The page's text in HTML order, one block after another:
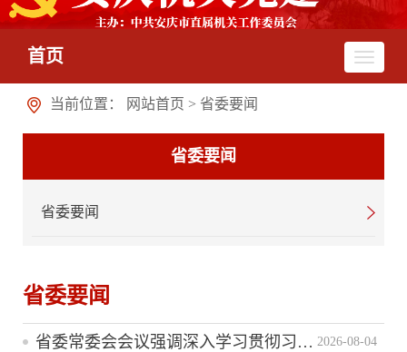
首页
当前位置： 网站首页 > 省委要闻
省委要闻
省委要闻
省委要闻
2026-08-04
省委常委会会议强调深入学习贯彻习近平总书记重要讲话精神以高质量党建引领高质量发展梁言顺主持并讲话